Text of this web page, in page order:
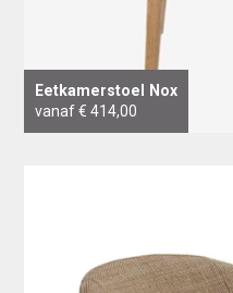
Eetkamerstoel Nox
vanaf € 414,00